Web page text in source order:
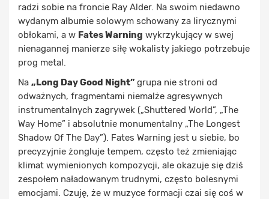
radzi sobie na froncie Ray Alder. Na swoim niedawno
wydanym albumie solowym schowany za lirycznymi
obłokami, a w Fates Warning wykrzykujący w swej
nienagannej manierze siłę wokalisty jakiego potrzebuje
prog metal.
Na „Long Day Good Night” grupa nie stroni od
odważnych, fragmentami niemalże agresywnych
instrumentalnych zagrywek („Shuttered World”, „The
Way Home” i absolutnie monumentalny „The Longest
Shadow Of The Day”). Fates Warning jest u siebie, bo
precyzyjnie żongluje tempem, często też zmieniając
klimat wymienionych kompozycji, ale okazuje się dziś
zespołem naładowanym trudnymi, często bolesnymi
emocjami. Czuję, że w muzyce formacji czai się coś w